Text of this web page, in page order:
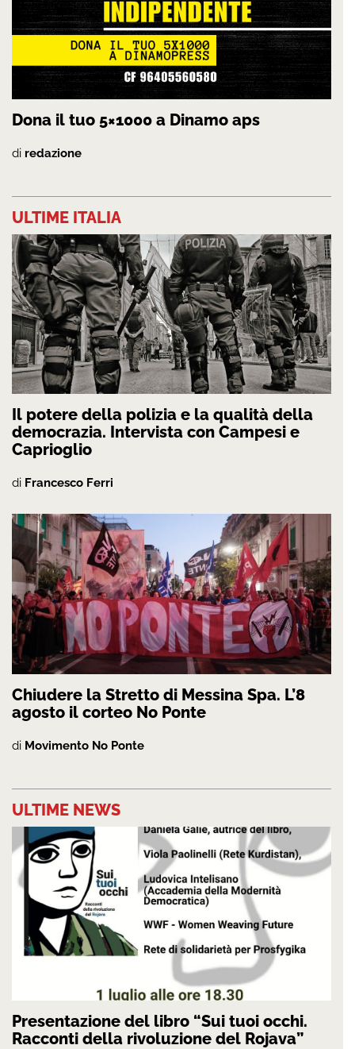
Dona il tuo 5×1000 a Dinamo aps
di redazione
ULTIME ITALIA
Il potere della polizia e la qualità della
democrazia. Intervista con Campesi e
Caprioglio
di Francesco Ferri
Chiudere la Stretto di Messina Spa. L’8
agosto il corteo No Ponte
di Movimento No Ponte
ULTIME NEWS
Presentazione del libro “Sui tuoi occhi.
Racconti della rivoluzione del Rojava”